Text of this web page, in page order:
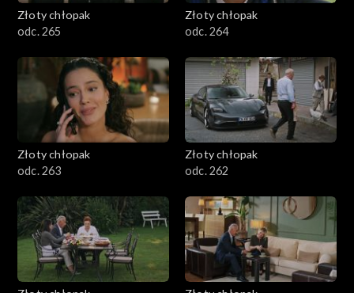
Złoty chłopak
odc. 265
Złoty chłopak
odc. 264
Złoty chłopak
odc. 263
Złoty chłopak
odc. 262